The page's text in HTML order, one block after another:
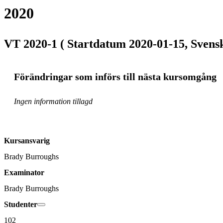
2020
VT 2020-1 ( Startdatum 2020-01-15,
Förändringar som införs till nästa kursomgång
Ingen information tillagd
Kursansvarig
Brady Burroughs
Examinator
Brady Burroughs
Studenter
102